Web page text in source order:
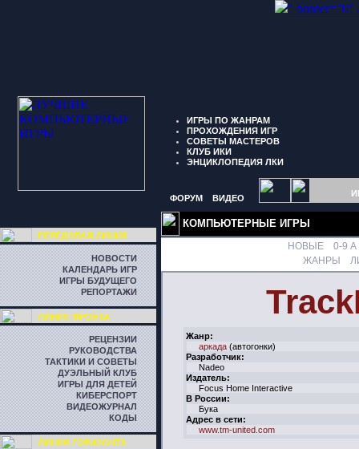
" border="0"
ИГРЫ ПО ЖАНРАМ
ПРОХОЖДЕНИЯ ИГР
СОВЕТЫ МАСТЕРОВ
КЛУБ ИКИ
ЭНЦИКЛОПЕДИЯ ЛКИ
ФОРУМ ВИДЕО
ПЕРЕДОВАЯ ЛИНИЯ
НОВОСТИ
КАЛЕНДАРЬ ИГР
ИГРЫ БУДУЩЕГО
РЕПОРТАЖИ
ЛИНИЯ ФРОНТА
РЕЦЕНЗИИ
РУКОВОДСТВА
ТАКТИКИ И СОВЕТЫ
ДУЭЛЬНЫЙ КЛУБ
ИГРЫ ДЛЯ ДЕТЕЙ
КИБЕРСПОРТ
ВИДЕОЖУРНАЛ
КОДЫ
ЛИНИЯ ГОРИЗОНТА
КОМПЬЮТЕРНЫЕ ИГРЫ
НОВЫЕ 0-9 A
ЖАНРЫ
Жанр:
аркада (автогонки)
Разработчик:
Nadeo
Издатель:
Focus Home Interactive
В России:
Бука
Адрес в сети:
www.tm-united.com